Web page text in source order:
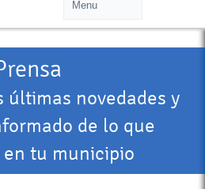
últimas novedades y
de lo que
tu municipio